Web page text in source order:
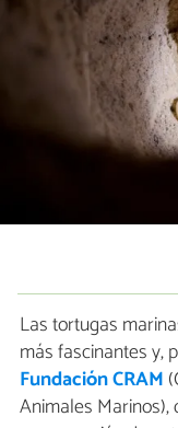
Las tortugas
más fascinantes y,
Fundación CRAM
Animales